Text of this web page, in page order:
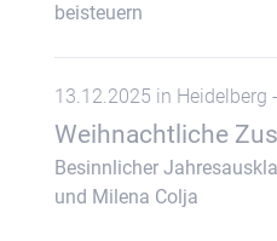
beisteuern
13.12.2025 in Heidelberg -
Weihnachtliche
Besinnlicher
und Milena Colja